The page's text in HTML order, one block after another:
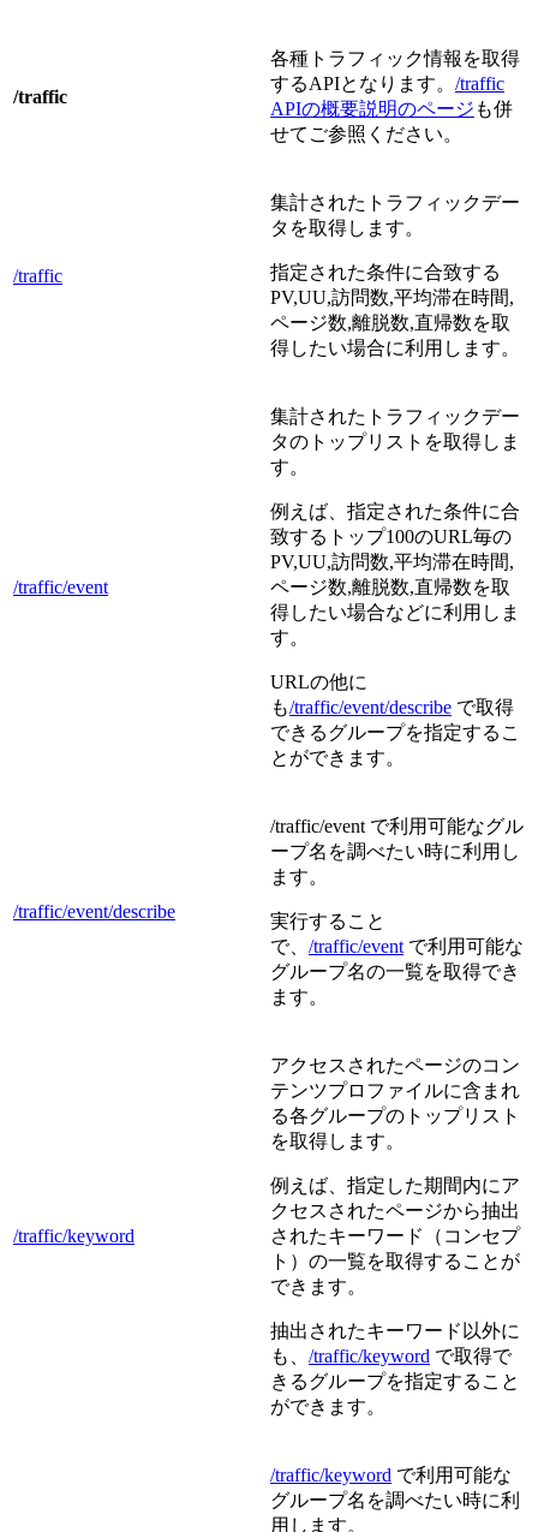
/traffic
各種トラフィック情報を取得
するAPIとなります。 /traffic
APIの概要説明のページ も併
せてご参照ください。
/traffic
集計されたトラフィックデー
タを取得します。
指定された条件に合致する
PV,UU,訪問数,平均滞在時間,
ページ数,離脱数,直帰数を取
得したい場合に利用します。
/traffic/event
集計されたトラフィックデー
タのトップリストを取得しま
す。
例えば、指定された条件に合
致するトップ100のURL毎の
PV,UU,訪問数,平均滞在時間,
ページ数,離脱数,直帰数を取
得したい場合などに利用しま
す。
URLの他に
も/traffic/event/describe で取得
できるグループを指定するこ
とができます。
/traffic/event/describe
/traffic/event で利用可能なグル
ープ名を調べたい時に利用し
ます。
実行すること
で、 /traffic/event で利用可能な
グループ名の一覧を取得でき
ます。
/traffic/keyword
アクセスされたページのコン
テンツプロファイルに含まれ
る各グループのトップリスト
を取得します。
例えば、指定した期間内にア
クセスされたページから抽出
されたキーワード（コンセプ
ト）の一覧を取得することが
できます。
抽出されたキーワード以外に
も、 /traffic/keyword で取得で
きるグループを指定すること
ができます。
/traffic/keyword で利用可能な
グループ名を調べたい時に利
用します。